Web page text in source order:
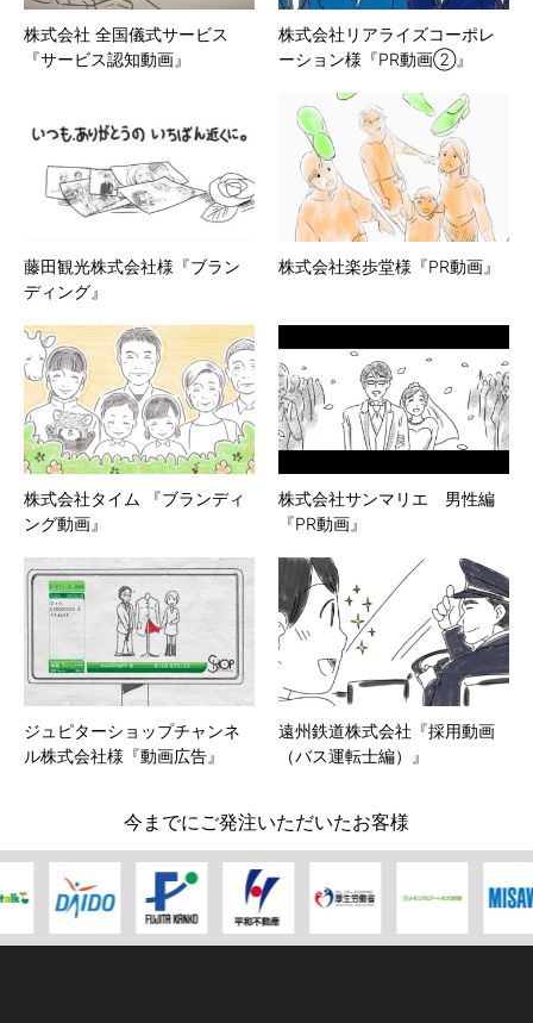
株式会社 全国儀式サービス
『サービス認知動画』
株式会社リアライズコーポレ
ーション様『PR動画②』
藤田観光株式会社様『ブラン
ディング』
株式会社楽歩堂様『PR動画』
株式会社タイム 『ブランディ
ング動画』
株式会社サンマリエ 男性編
『PR動画』
ジュピターショップチャンネ
ル株式会社様『動画広告』
遠州鉄道株式会社『採用動画
（バス運転士編）』
今までにご発注いただいたお客様